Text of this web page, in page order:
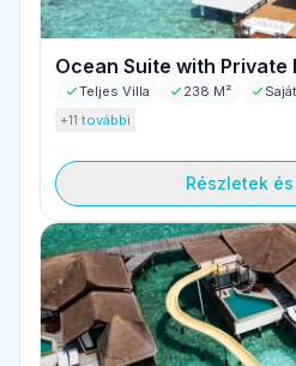
Ocean Suite with Private
Teljes Villa 238 M²
+11 további
Részletek